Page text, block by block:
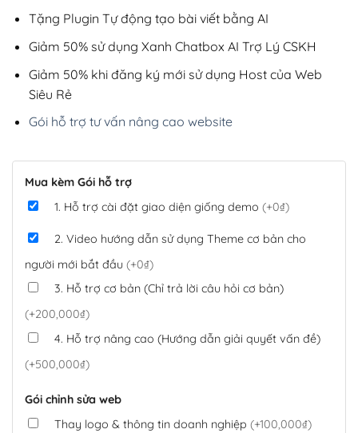
Tặng Plugin Tự động tạo bài viết bằng AI
Giảm 50% sử dụng Xanh Chatbox AI Trợ Lý CSKH
Giảm 50% khi đăng ký mới sử dụng Host của Web
Siêu Rẻ
Gói hỗ trợ tư vấn nâng cao website
Mua kèm Gói hỗ trợ
1. Hỗ trợ cài đặt giao diện giống demo (+0₫)
2. Video hướng dẫn sử dụng Theme cơ bản cho
người mới bắt đầu (+0₫)
3. Hỗ trợ cơ bản (Chỉ trả lời câu hỏi cơ bản)
(+200,000₫)
4. Hỗ trợ nâng cao (Hướng dẫn giải quyết vấn đề)
(+500,000₫)
Gói chỉnh sửa web
Thay logo & thông tin doanh nghiệp (+100,000₫)